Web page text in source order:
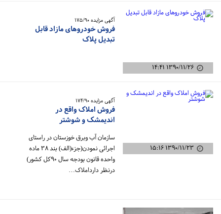
۱۳۹۰/۱۱/۲۶ ۱۴:۴۱
آگهی مزایده ۱۷۵/۹۰
فروش خودروهای مازاد قابل
تبدیل پلاک
۱۳۹۰/۱۱/۲۳ ۱۵:۱۶
آگهی مزایده ۱۷۴/۹۰
فروش املاک واقع در
اندیمشک و شوشتر
سازمان آب وبرق خوزستان در راستای
اجرائی نمودن(جزء(الف) بند ۳۸ ماده
واحده قانون بودجه سال ۹۰کل کشور)
درنظر دارداملاک…